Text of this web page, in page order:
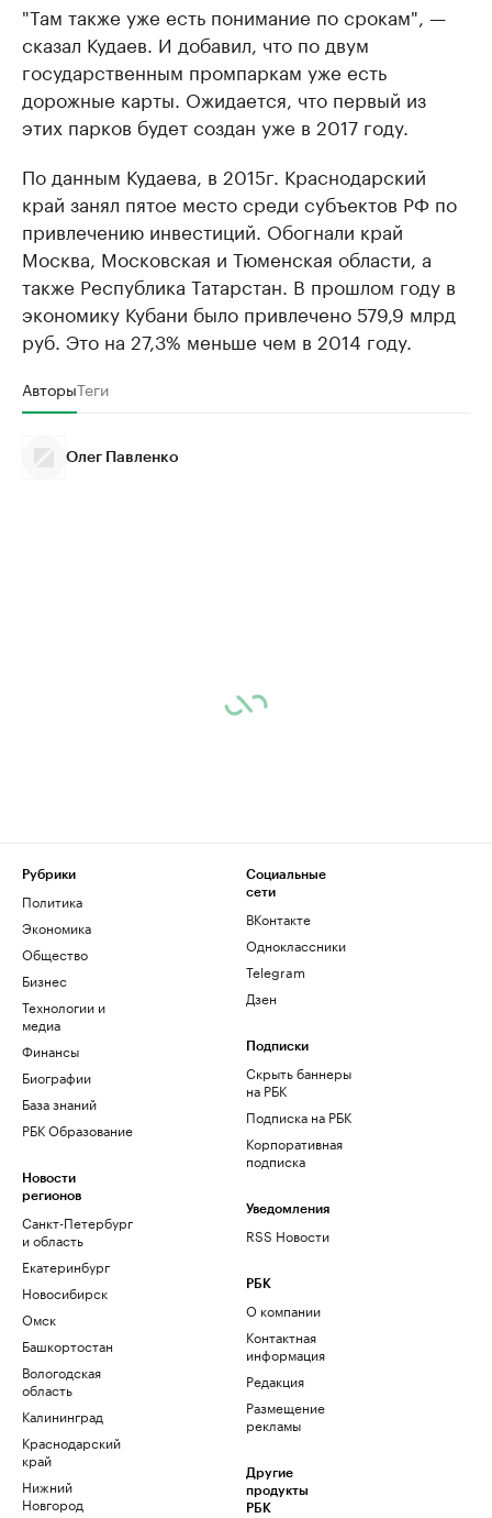
"Там также уже есть понимание по срокам", —
сказал Кудаев. И добавил, что по двум
государственным промпаркам уже есть
дорожные карты. Ожидается, что первый из
этих парков будет создан уже в 2017 году.
По данным Кудаева, в 2015г. Краснодарский
край занял пятое место среди субъектов РФ по
привлечению инвестиций. Обогнали край
Москва, Московская и Тюменская области, а
также Республика Татарстан. В прошлом году в
экономику Кубани было привлечено 579,9 млрд
руб. Это на 27,3% меньше чем в 2014 году.
АвторыТеги
Олег Павленко
Рубрики
Политика
Экономика
Общество
Бизнес
Технологии и
медиа
Финансы
Биографии
База знаний
РБК Образование
Новости
регионов
Санкт-Петербург
и область
Екатеринбург
Новосибирск
Омск
Башкортостан
Вологодская
область
Калининград
Краснодарский
край
Нижний
Новгород
Социальные
сети
ВКонтакте
Одноклассники
Telegram
Дзен
Подписки
Скрыть баннеры
на РБК
Подписка на РБК
Корпоративная
подписка
Уведомления
RSS Новости
РБК
О компании
Контактная
информация
Редакция
Размещение
рекламы
Другие
продукты
РБК